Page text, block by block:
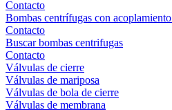
Contacto
Bombas centrífugas con
Contacto
Buscar bombas centrifugas
Contacto
Válvulas de cierre
Válvulas de mariposa
Válvulas de bola de cierre
Válvulas de membrana